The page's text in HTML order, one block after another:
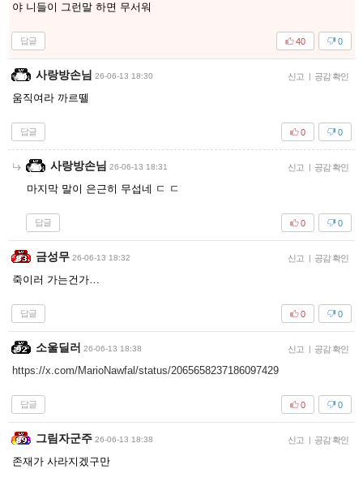
야 니들이 그런말 하면 무서워
답글 0
40
사랑방손님 26-06-13 18:30 신고 | 공감 확인
움직여라 까르뗄
답글 0
0
사랑방손님 26-06-13 18:31 신고 | 공감 확인
마지막 말이 은근히 무섭네 ㄷ ㄷ
답글 0
0
금성무 26-06-13 18:32 신고 | 공감 확인
죽이러 가는건가…
답글 0
0
소울딜러 26-06-13 18:38 신고 | 공감 확인
https://x.com/MarioNawfal/status/2065658237186097429
답글 0
0
그림자군주 26-06-13 18:38 신고 | 공감 확인
존재가 사라지겠구만